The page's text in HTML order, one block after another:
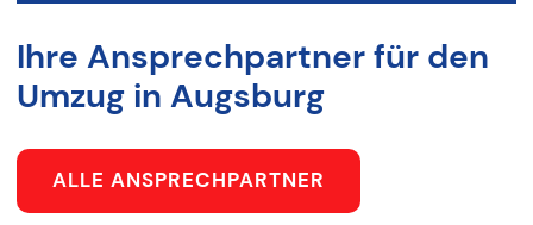
Ihre Ansprechpartner für den
Umzug in Augsburg
ALLE ANSPRECHPARTNER